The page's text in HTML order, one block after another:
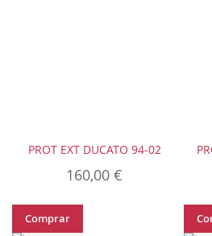
PROT EXT DUCATO 94-02
160,00 €
Comprar